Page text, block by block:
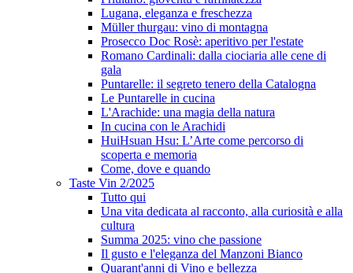
Lugana, eleganza e freschezza
Müller thurgau: vino di montagna
Prosecco Doc Rosè: aperitivo per l'estate
Romano Cardinali: dalla ciociaria alle cene di
gala
Puntarelle: il segreto tenero della Catalogna
Le Puntarelle in cucina
L'Arachide: una magia della natura
In cucina con le Arachidi
HuiHsuan Hsu: L’Arte come percorso di
scoperta e memoria
Come, dove e quando
Taste Vin 2/2025
Tutto qui
Una vita dedicata al racconto, alla curiosità e alla
cultura
Summa 2025: vino che passione
Il gusto e l'eleganza del Manzoni Bianco
Quarant'anni di Vino e bellezza